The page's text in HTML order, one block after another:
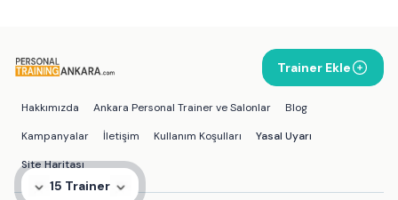
15 Trainer
Trainer Ekle
Hakkımızda Ankara Personal Trainer ve Salonlar
Blog
Kampanyalar
İletişim Kullanım Koşulları
Yasal Uyarı
Site Haritası